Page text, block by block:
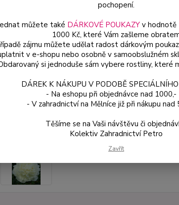
pochopení.
můžete také DÁRKOVÉ POUKAZYv hodnotě
1000 Kč, které Vám zašleme
zájmu můžete udělat radost dárkovým
v e-shopu nebo osobně v samoobslužném
si jednoduše sám vybere rostliny, které
DÁREK K NÁKUPU V PODOBĚ
- Na eshopu při objednávce nad 1000,-
- V zahradnictví na Mělníce již při nákupu nad
Těšíme se na Vaši návštěvu či
Kolektiv Zahradnictví Petro
Zavřít